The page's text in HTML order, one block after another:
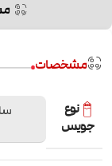
مشخصات
نوع
جویس